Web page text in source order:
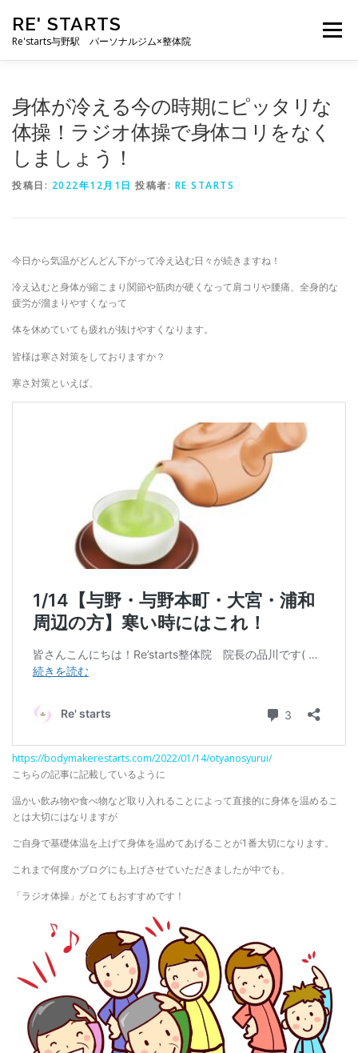
RE' STARTS
Re'starts与野駅 パーソナルジム×整体院
メニュー
ブログ よくあるご質問
身体が冷える今の時期にピッタリな
体操！ラジオ体操で身体コリをなく
しましょう！
投稿日: 2022年12月1日 投稿者: RE STARTS
今日から気温がどんどん下がって冷え込む日々が続きますね！
冷え込むと身体が縮こまり関節や筋肉が硬くなって肩コリや腰痛、全身的な
疲労が溜まりやすくなって
体を休めていても疲れが抜けやすくなります。
皆様は寒さ対策をしておりますか？
寒さ対策といえば、
https://bodymakerestarts.com/2022/01/14/otyanosyurui/
こちらの記事に記載しているように
温かい飲み物や食べ物など取り入れることによって直接的に身体を温めるこ
とは大切にはなりますが
ご自身で基礎体温を上げて身体を温めてあげることが1番大切になります。
これまで何度かブログにも上げさせていただきましたが中でも、
「ラジオ体操」がとてもおすすめです！